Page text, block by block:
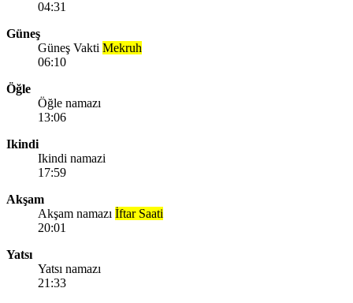
04:31
Güneş
Güneş Vakti Mekruh
06:10
Öğle
Öğle namazı
13:06
Ikindi
Ikindi namazi
17:59
Akşam
Akşam namazı İftar Saati
20:01
Yatsı
Yatsı namazı
21:33